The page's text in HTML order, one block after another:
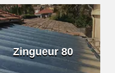
Zingueur 80